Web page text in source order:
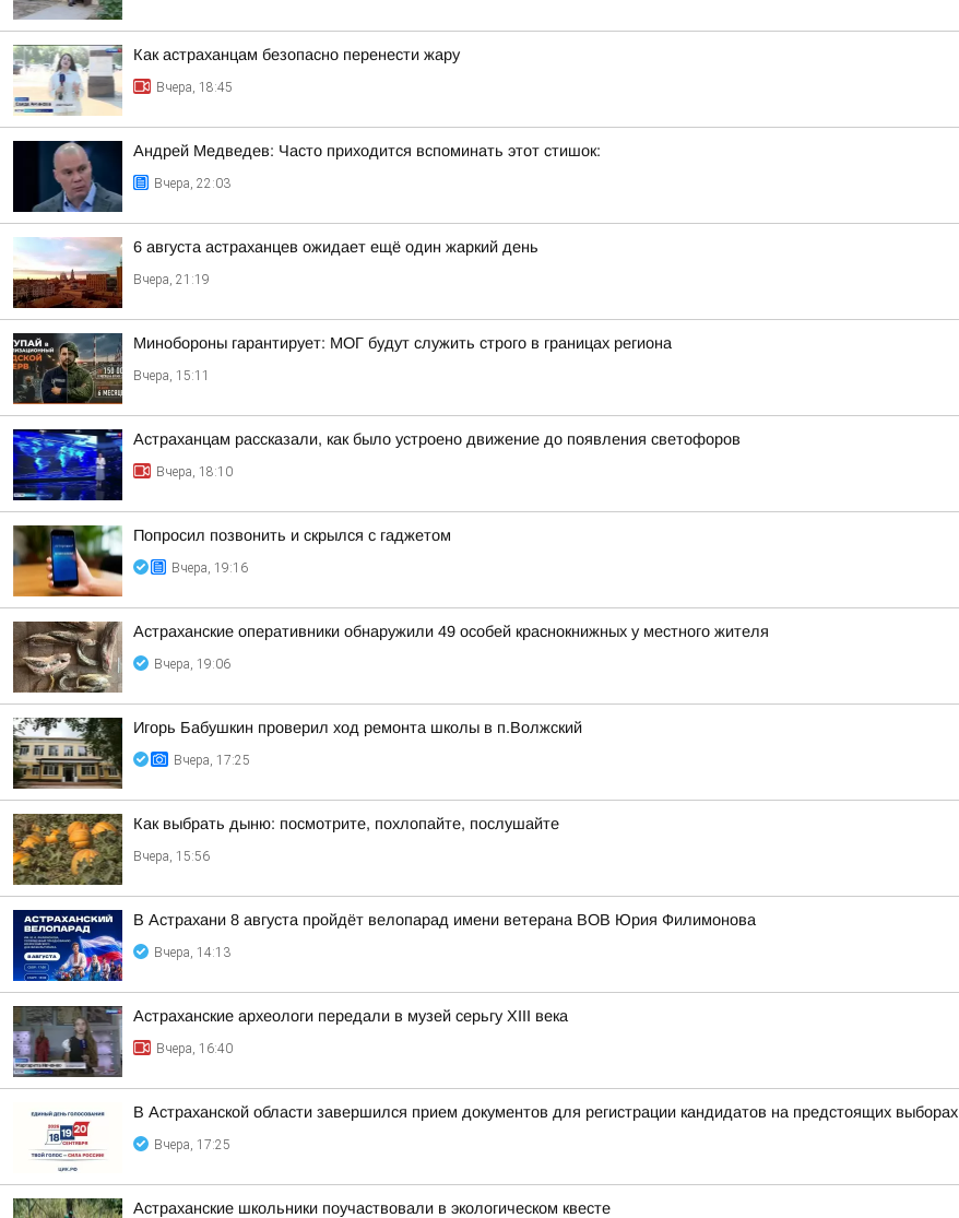
Как астраханцам безопасно перенести жару
Вчера, 18:45
Андрей Медведев: Часто приходится вспоминать этот стишок:
Вчера, 22:03
6 августа астраханцев ожидает ещё один жаркий день
Вчера, 21:19
Минобороны гарантирует: МОГ будут служить строго в границах региона
Вчера, 15:11
Астраханцам рассказали, как было устроено движение до появления светофоров
Вчера, 18:10
Попросил позвонить и скрылся с гаджетом
Вчера, 19:16
Астраханские оперативники обнаружили 49 особей краснокнижных у местного жителя
Вчера, 19:06
Игорь Бабушкин проверил ход ремонта школы в п.Волжский
Вчера, 17:25
Как выбрать дыню: посмотрите, похлопайте, послушайте
Вчера, 15:56
В Астрахани 8 августа пройдёт велопарад имени ветерана ВОВ Юрия Филимонова
Вчера, 14:13
Астраханские археологи передали в музей серьгу XIII века
Вчера, 16:40
В Астраханской области завершился прием документов для регистрации кандидатов на предстоящих выборах
Вчера, 17:25
Астраханские школьники поучаствовали в экологическом квесте